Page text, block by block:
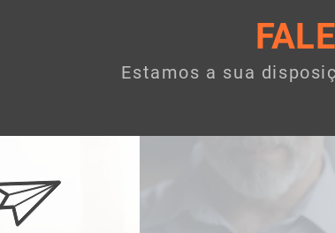
Estamos a sua